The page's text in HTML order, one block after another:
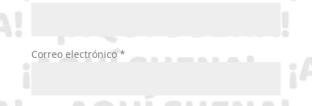
Correo electrónico*